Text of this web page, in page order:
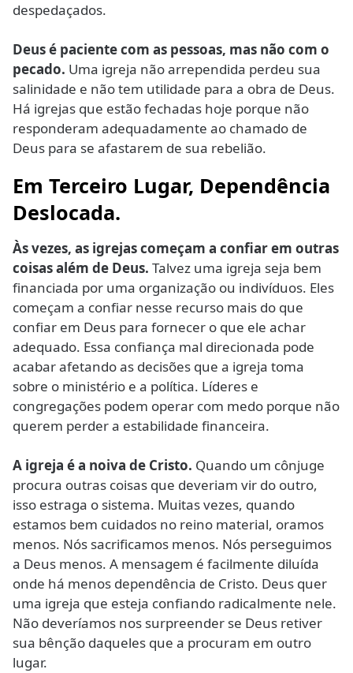
despedaçados.
Deus é paciente com as pessoas, mas não com o
pecado. Uma igreja não arrependida perdeu sua
salinidade e não tem utilidade para a obra de Deus.
Há igrejas que estão fechadas hoje porque não
responderam adequadamente ao chamado de
Deus para se afastarem de sua rebelião.
Em Terceiro Lugar, Dependência
Deslocada.
Às vezes, as igrejas começam a confiar em outras
coisas além de Deus. Talvez uma igreja seja bem
financiada por uma organização ou indivíduos. Eles
começam a confiar nesse recurso mais do que
confiar em Deus para fornecer o que ele achar
adequado. Essa confiança mal direcionada pode
acabar afetando as decisões que a igreja toma
sobre o ministério e a política. Líderes e
congregações podem operar com medo porque não
querem perder a estabilidade financeira.
A igreja é a noiva de Cristo. Quando um cônjuge
procura outras coisas que deveriam vir do outro,
isso estraga o sistema. Muitas vezes, quando
estamos bem cuidados no reino material, oramos
menos. Nós sacrificamos menos. Nós perseguimos
a Deus menos. A mensagem é facilmente diluída
onde há menos dependência de Cristo. Deus quer
uma igreja que esteja confiando radicalmente nele.
Não deveríamos nos surpreender se Deus retiver
sua bênção daqueles que a procuram em outro
lugar.